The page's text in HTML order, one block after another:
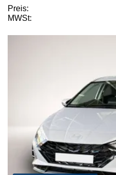
Preis:
MWSt: